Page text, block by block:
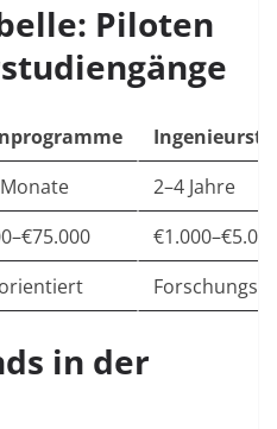
Piloten
2–4 Jahre
in der